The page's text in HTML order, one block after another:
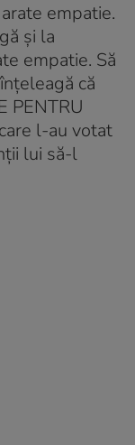
empatie.
și la
empatie. Să
că
PENTRU
l-au votat
lui să-l